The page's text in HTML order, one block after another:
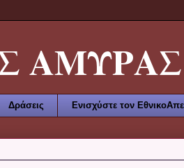
ΑΜΥΡΑΣ
Δράσεις Ενισχύστε τον